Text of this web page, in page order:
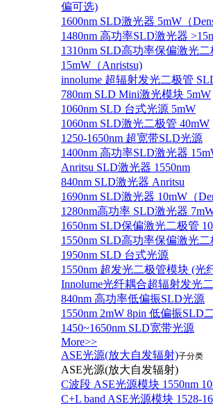
偏可选)
1600nm SLD激光器 5mW（
1480nm 高功率SLD激光器
1310nm SLD高功率保偏激光二
15mW（Anristsu)
innolume 超辐射发光二极管
780nm SLD Mini激光模块 5mW
1060nm SLD 台式光源 5mW
1060nm SLD激光二极管 40mW
1250-1650nm 超宽带SLD光源
1400nm 高功率SLD激光器
Anritsu SLD激光器 1550nm
840nm SLD激光器 Anritsu
1690nm SLD激光器 10mW（
1280nm高功率 SLD激光器
1650nm SLD保偏激光二极管
1550nm SLD高功率保偏激光二
1950nm SLD 台式光源
1550nm 超发光二极管模块 (光
Innolume光纤耦合超辐射发光
840nm 高功率低偏振SLD光源
1550nm 2mW 8pin 低偏振SLD
1450~1650nm SLD宽带光源
More>>
ASE光源(放大自发辐射)子分类
ASE光源(放大自发辐射)
C波段 ASE光源模块 1550nm
C+L band ASE光源模块 1528-